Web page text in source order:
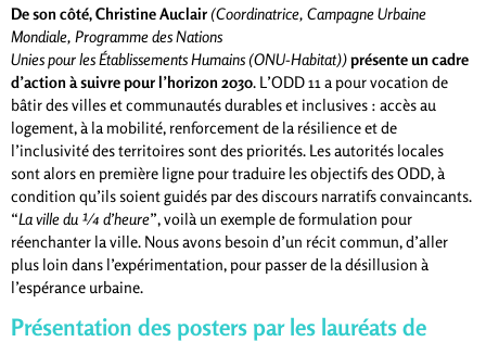
De son côté, Christine Auclair(Coordinatrice, Campagne Urbaine
Mondiale, Programme des Nations
Unies pour les Établissements Humains (ONU-Habitat))présente un cadre
d’action à suivre pour l’horizon 2030. L’ODD 11 a pour vocation de
bâtir des villes et communautés durables et inclusives : accès au
logement, à la mobilité, renforcement de la résilience et de
l’inclusivité des territoires sont des priorités. Les autorités locales
sont alors en première ligne pour traduire les objectifs des ODD, à
condition qu’ils soient guidés par des discours narratifs convaincants.
“La ville du ¼ d’heure”, voilà un exemple de formulation pour
réenchanter la ville. Nous avons besoin d’un récit commun, d’aller
plus loin dans l’expérimentation, pour passer de la désillusion à
l’espérance urbaine.
Présentation des posters par les lauréats de